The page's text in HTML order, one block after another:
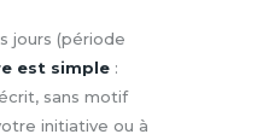
jours (période
est simple :
sans motif
initiative ou à